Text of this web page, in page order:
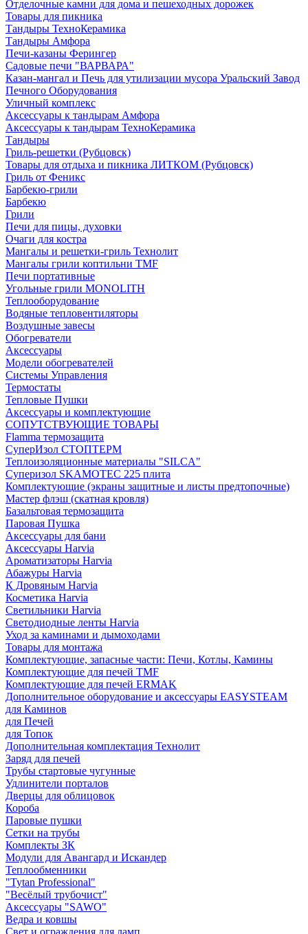
Отделочные камни для дома и пешеходных дорожек
Товары для пикника
Тандыры ТехноКерамика
Тандыры Амфора
Печи-казаны Ферингер
Садовые печи "ВАРВАРА"
Казан-мангал и Печь для утилизации мусора Уральский Завод
Печного Оборудования
Уличный комплекс
Аксессуары к тандырам Амфора
Аксессуары к тандырам ТехноКерамика
Тандыры
Гриль-решетки (Рубцовск)
Товары для отдыха и пикника ЛИТКОМ (Рубцовск)
Гриль от Феникс
Барбекю-грили
Барбекю
Грили
Печи для пицы, духовки
Очаги для костра
Мангалы и решетки-гриль Технолит
Мангалы грили коптильни TMF
Печи портативные
Угольные грили MONOLITH
Теплооборудование
Водяные тепловентиляторы
Воздушные завесы
Обогреватели
Аксессуары
Модели обогревателей
Системы Управления
Термостаты
Тепловые Пушки
Аксессуары и комплектующие
СОПУТСТВУЮЩИЕ ТОВАРЫ
Flamma термозащита
СуперИзол СТОПТЕРМ
Теплоизоляционные материалы "SILCA"
Суперизол SKAMOTEC 225 плита
Комплектующие (экраны защитные и листы предтопочные)
Мастер флэш (скатная кровля)
Базальтовая термозащита
Паровая Пушка
Аксессуары для бани
Аксессуары Harvia
Ароматизаторы Harvia
Абажуры Harvia
К Дровяным Harvia
Косметика Harvia
Светильники Harvia
Светодиодные ленты Harvia
Уход за каминами и дымоходами
Товары для монтажа
Комплектующие, запасные части: Печи, Котлы, Камины
Комплектующие для печей TMF
Комплектующие для печей ERMAK
Дополнительное оборудование и аксессуары EASYSTEAM
для Каминов
для Печей
для Топок
Дополнительная комплектация Технолит
Заряд для печей
Трубы стартовые чугунные
Удлинители порталов
Дверцы для облицовок
Короба
Паровые пушки
Сетки на трубы
Комплекты ЗК
Модули для Авангард и Искандер
Теплообменники
"Tytan Professional"
"Весёлый трубочист"
Аксессуары "SAWO"
Ведра и ковшы
Свет и ограждения для ламп